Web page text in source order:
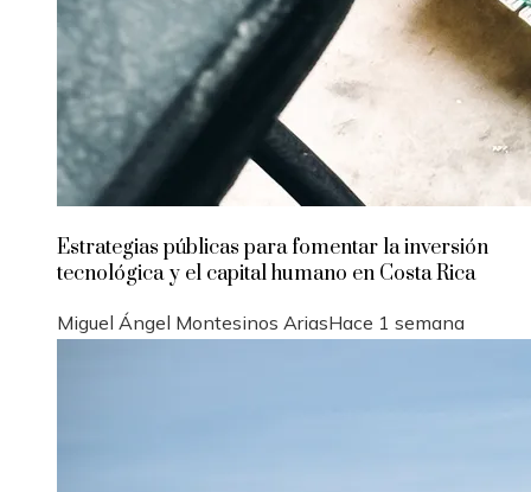
Estrategias públicas para fomentar la inversión
tecnológica y el capital humano en Costa Rica
Miguel Ángel Montesinos AriasHace 1 semana